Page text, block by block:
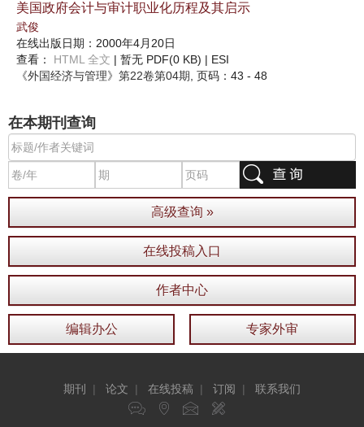
美国政府会计与审计职业化历程及其启示
武俊
在线出版日期：2000年4月20日
查看： HTML 全文 | 暂无 PDF(0 KB) | ESI
《外国经济与管理》 第22卷第04期 , 页码：43 - 48
在本期刊查询
高级查询 »
在线投稿入口
作者中心
编辑办公 专家外审
期刊 | 论文 | 在线投稿 | 订阅 | 联系我们